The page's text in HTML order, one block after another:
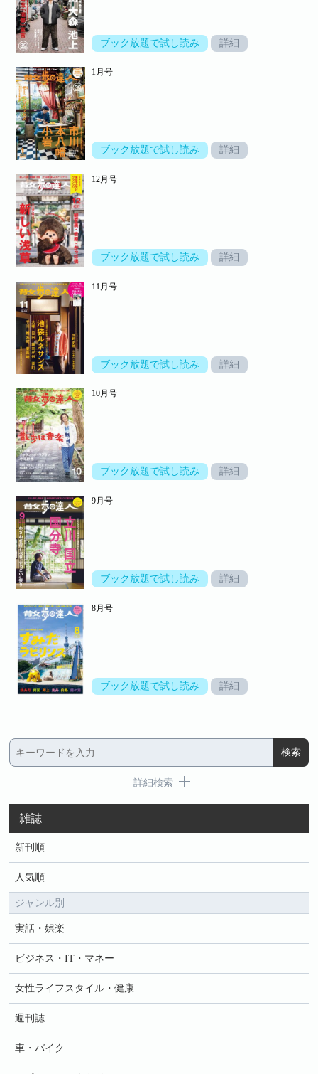
ブック放題で試し読み 詳細
1月号
ブック放題で試し読み 詳細
12月号
ブック放題で試し読み 詳細
11月号
ブック放題で試し読み 詳細
10月号
ブック放題で試し読み 詳細
9月号
ブック放題で試し読み 詳細
8月号
ブック放題で試し読み 詳細
詳細検索
雑誌
新刊順
人気順
ジャンル別
実話・娯楽
ビジネス・IT・マネー
女性ライフスタイル・健康
週刊誌
車・バイク